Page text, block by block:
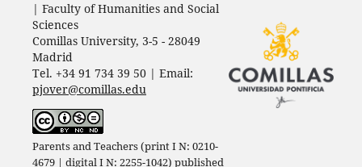
| Faculty of Humanities and Social
Sciences
Comillas University, 3-5 - 28049
Madrid
Tel. +34 91 734 39 50 | Email:
pjover@comillas.edu
Parents and Teachers (print I N: 0210-
4679 | digital I N: 2255-1042) published